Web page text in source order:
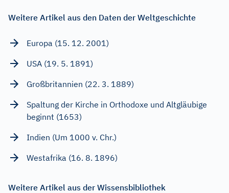
Weitere Artikel aus den Daten der Weltgeschichte
Europa (15. 12. 2001)
USA (19. 5. 1891)
Großbritannien (22. 3. 1889)
Spaltung der Kirche in Orthodoxe und Altgläubige
beginnt (1653)
Indien (Um 1000 v. Chr.)
Westafrika (16. 8. 1896)
Weitere Artikel aus der Wissensbibliothek